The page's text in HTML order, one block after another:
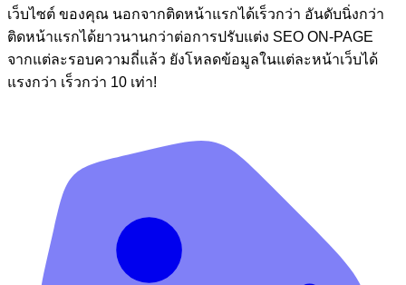
เว็บไซต์ ของคุณ นอกจากติดหน้าแรกได้เร็วกว่า อันดับนิ่งกว่า
ติดหน้าแรกได้ยาวนานกว่าต่อการปรับแต่ง SEO ON-PAGE
จากแต่ละรอบความถี่แล้ว ยังโหลดข้อมูลในแต่ละหน้าเว็บได้
แรงกว่า เร็วกว่า 10 เท่า!